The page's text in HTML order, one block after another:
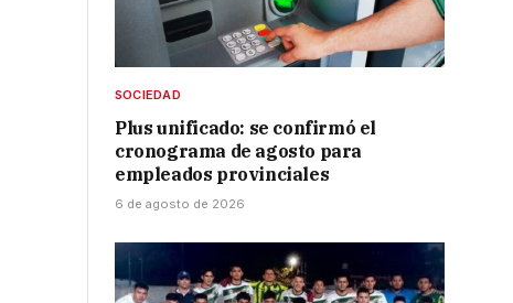
SOCIEDAD
Plus unificado: se confirmó el
cronograma de agosto para
empleados provinciales
6 de agosto de 2026